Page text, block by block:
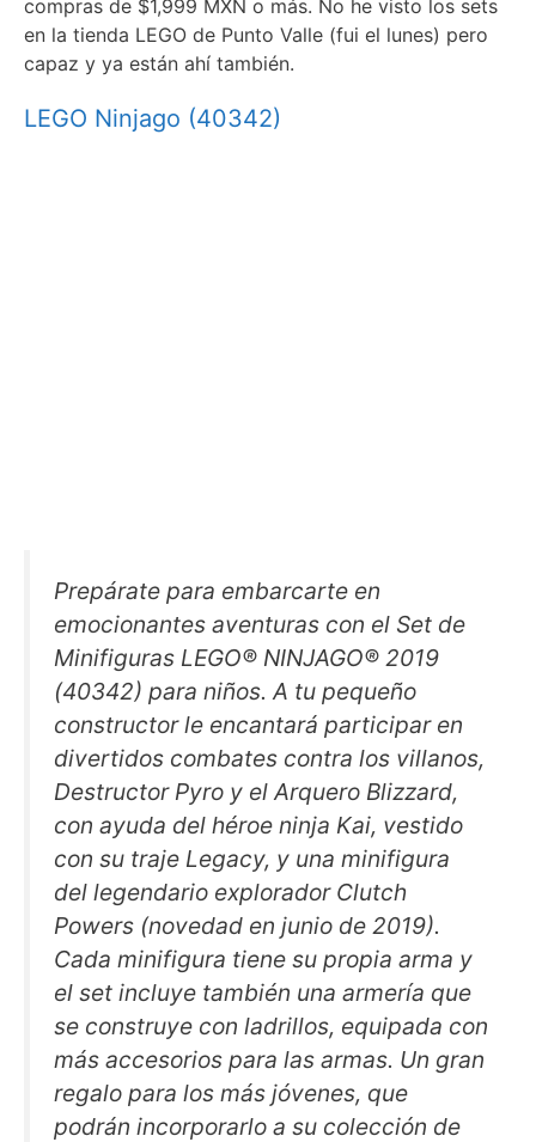
compras de $1,999 MXN o más. No he visto los sets
en la tienda LEGO de Punto Valle (fui el lunes) pero
capaz y ya están ahí también.
LEGO Ninjago (40342)
Prepárate para embarcarte en
emocionantes aventuras con el Set de
Minifiguras LEGO® NINJAGO® 2019
(40342) para niños. A tu pequeño
constructor le encantará participar en
divertidos combates contra los villanos,
Destructor Pyro y el Arquero Blizzard,
con ayuda del héroe ninja Kai, vestido
con su traje Legacy, y una minifigura
del legendario explorador Clutch
Powers (novedad en junio de 2019).
Cada minifigura tiene su propia arma y
el set incluye también una armería que
se construye con ladrillos, equipada con
más accesorios para las armas. Un gran
regalo para los más jóvenes, que
podrán incorporarlo a su colección de